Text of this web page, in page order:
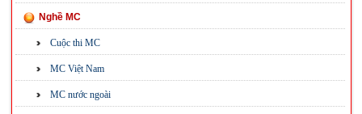
Nghề MC
Cuộc thi MC
MC Việt Nam
MC nước ngoài